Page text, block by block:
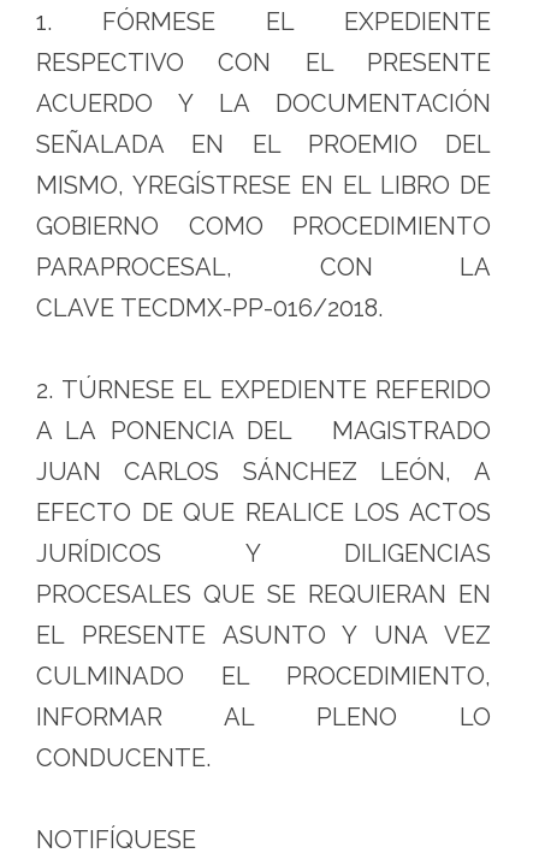
1. FÓRMESE EL EXPEDIENTE
RESPECTIVO CON EL PRESENTE
ACUERDO Y LA DOCUMENTACIÓN
SEÑALADA EN EL PROEMIO DEL
MISMO, YREGÍSTRESE EN EL LIBRO DE
GOBIERNO COMO PROCEDIMIENTO
PARAPROCESAL, CON LA
CLAVE TECDMX-PP-016/2018.
2. TÚRNESE EL EXPEDIENTE REFERIDO
A LA PONENCIA DEL MAGISTRADO
JUAN CARLOS SÁNCHEZ LEÓN, A
EFECTO DE QUE REALICE LOS ACTOS
JURÍDICOS Y DILIGENCIAS
PROCESALES QUE SE REQUIERAN EN
EL PRESENTE ASUNTO Y UNA VEZ
CULMINADO EL PROCEDIMIENTO,
INFORMAR AL PLENO LO
CONDUCENTE.
NOTIFÍQUESE